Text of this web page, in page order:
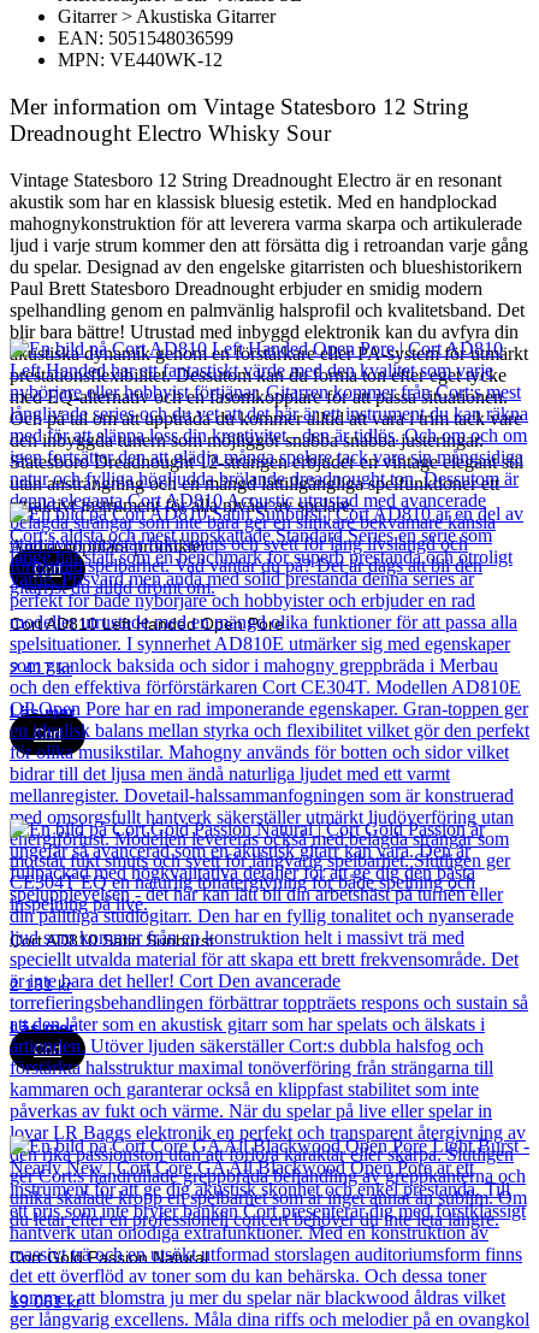
Gitarrer > Akustiska Gitarrer
EAN: 5051548036599
MPN: VE440WK-12
Mer information om Vintage Statesboro 12 String
Dreadnought Electro Whisky Sour
Vintage Statesboro 12 String Dreadnought Electro är en resonant
akustik som har en klassisk bluesig estetik. Med en handplockad
mahognykonstruktion för att leverera varma skarpa och artikulerade
ljud i varje strum kommer den att försätta dig i retroandan varje gång
du spelar. Designad av den engelske gitarristen och blueshistorikern
Paul Brett Statesboro Dreadnought erbjuder en smidig modern
spelhandling genom en palmvänlig halsprofil och kvalitetsband. Det
blir bara bättre! Utrustad med inbyggd elektronik kan du avfyra din
akustiska dynamik genom en förstärkare eller PA-system för utmärkt
prestationsflexibilitet. Dessutom kan du forma ton efter eget tycke
med EQ-alternativ och en fasomkopplare för att passa situationen.
Och på tal om att uppträda du kommer alltid att vara i trim tack vare
den inbyggda tunern som möjliggör snabba snabba justeringar.
Statesboro Dreadnought 12-strängen erbjuder en vintage elegant stil
utan ansträngning och en mängd lättillgängliga spelfunktioner ett
attraktivt instrument för alla nivåer av spelare.
Andra populära produkter
Cort
Cort AD810 Left Handed Open Pore
2 417kr
Läs mer
Cort
Cort AD810 Satin Sunburst
2 131kr
Läs mer
Cort
Cort Gold Passion Natural
19 061kr